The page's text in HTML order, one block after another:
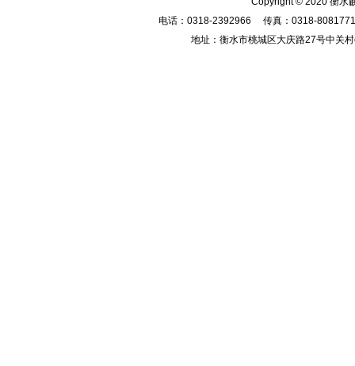
电话：0318-2392966 传真：0318-
地址：衡水市桃城区大庆路27号中关